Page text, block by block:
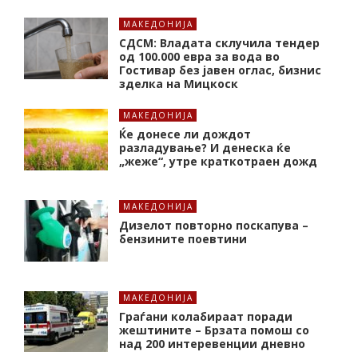
МАКЕДОНИЈА
СДСМ: Владата склучила тендер
од 100.000 евра за вода во
Гостивар без јавен оглас, бизнис
зделка на Мицкоск
МАКЕДОНИЈА
Ќе донесе ли дождот
разладување? И денеска ќе
„жеже“, утре краткотраен дожд
МАКЕДОНИЈА
Дизелот повторно поскапува –
бензините поевтини
МАКЕДОНИЈА
Граѓани колабираат поради
жештините – Брзата помош со
над 200 интеревенции дневно